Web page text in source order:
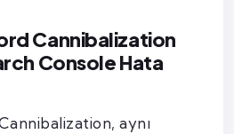
Cannibalization
Console Hata
aynı